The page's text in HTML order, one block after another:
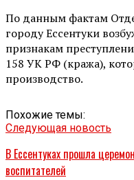
По данным фактам
городу Ессентуки
признакам
158 УК РФ (кража),
производство.
Похожие темы:
Следующая новость
В Ессентуках прошла
воспитателей